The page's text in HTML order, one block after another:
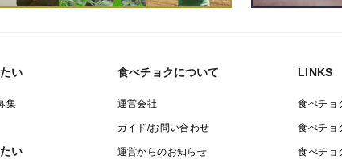
い
集
い
食べチョクについて
運営会社
ガイド/お問い合わせ
運営からのお知らせ
LINKS
食べチョ
食べチョ
食べチョ